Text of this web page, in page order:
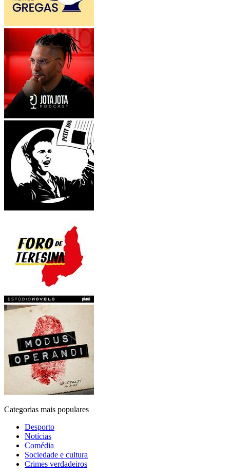
Categorias mais populares
Desporto
Notícias
Comédia
Sociedade e cultura
Crimes verdadeiros